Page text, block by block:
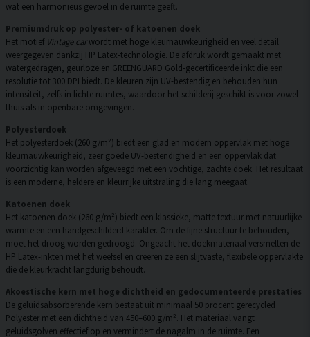
wat een harmonieus gevoel in de ruimte geeft.
Premiumdruk op polyester- of katoenen doek
Het motief Vintage carwordt met hoge kleurnauwkeurigheid en veel detail
weergegeven dankzij HP Latex-technologie. De afdruk wordt gemaakt met
watergedragen, geurloze en GREENGUARD Gold-gecertificeerde inkt die een
resolutie tot 300 DPI biedt. De kleuren zijn UV-bestendig en behouden hun
intensiteit, zelfs in lichte ruimtes, waardoor het schilderij geschikt is voor zowel
thuis als in openbare omgevingen.
Polyesterdoek
Het polyesterdoek (260 g/m²) biedt een glad en modern oppervlak met hoge
kleurnauwkeurigheid, zeer goede UV-bestendigheid en een oppervlak dat
voorzichtig kan worden afgeveegd met een vochtige, zachte doek. Het resultaat
is een moderne, heldere en kleurrijke uitstraling die lang meegaat.
Katoenen doek
Het katoenen doek (260 g/m²) biedt een klassieke, matte textuur met natuurlijke
warmte en een handgeschilderd karakter. Om de fijne structuur te behouden,
moet het droog worden gedroogd. Ongeacht het doekmateriaal versmelten de
HP Latex-inkten met het weefsel en creëren ze een slijtvaste, flexibele oppervlakte
die de kleurkracht langdurig behoudt.
Akoestische kern met hoge dichtheid en gedocumenteerde prestaties
De geluidsabsorberende kern bestaat uit minimaal 50 procent gerecycled
Polyester met een dichtheid van 450–600 g/m². Het materiaal vangt
geluidsgolven effectief op en vermindert de nagalm in de ruimte. Een